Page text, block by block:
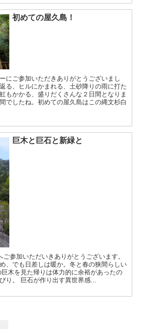
初めての屋久島！
にご参加いただきありがとうございまし
る、ヒルにかまれる、土砂降りの雨に打た
もかかる、盛りだくさんな２日間となりま
でしたね。初めての屋久島はこの縄文杉白
巨木と巨石と新緑と
参加いただいきありがとうございます。
、でも日差しは暖か。冬と春の狭間らしい
木を見た帰りは体力的に余裕があったの
り。 巨石が作り出す異世界感...